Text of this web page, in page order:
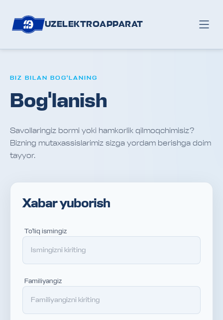
UZELEKTROAPPARAT
BIZ BILAN BOG'LANING
Bog'lanish
Savollaringiz bormi yoki hamkorlik qilmoqchimisiz?
Bizning mutaxassislarimiz sizga yordam berishga doim
tayyor.
Xabar yuborish
To'liq ismingiz
Familiyangiz